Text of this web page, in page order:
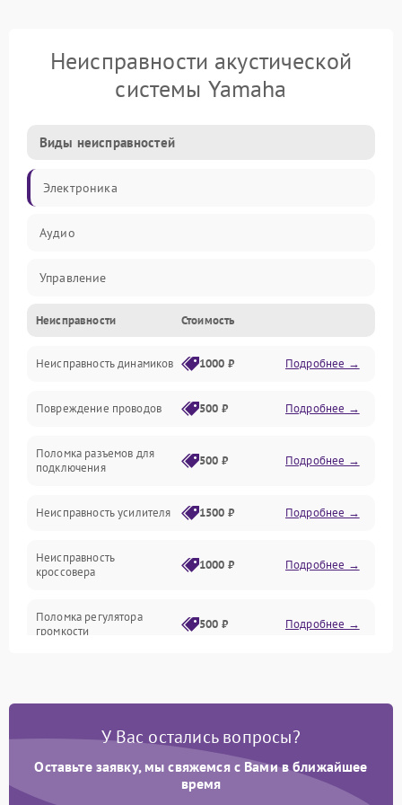
Неисправности акустической
системы Yamaha
Виды неисправностей
Электроника
Аудио
Управление
Электропитание
Связь
Механические повреждения
Неисправности Стоимость
Неисправность динамиков 1000 ₽ Подробнее →
Повреждение проводов 500 ₽ Подробнее →
Поломка разъемов для
подключения
500 ₽ Подробнее →
Неисправность усилителя 1500 ₽ Подробнее →
Неисправность
кроссовера
1000 ₽ Подробнее →
Поломка регулятора
громкости
500 ₽ Подробнее →
Поломка системы
отключения
1000 ₽
У Вас остались вопросы?
Оставьте заявку, мы свяжемся с Вами в ближайшее
время